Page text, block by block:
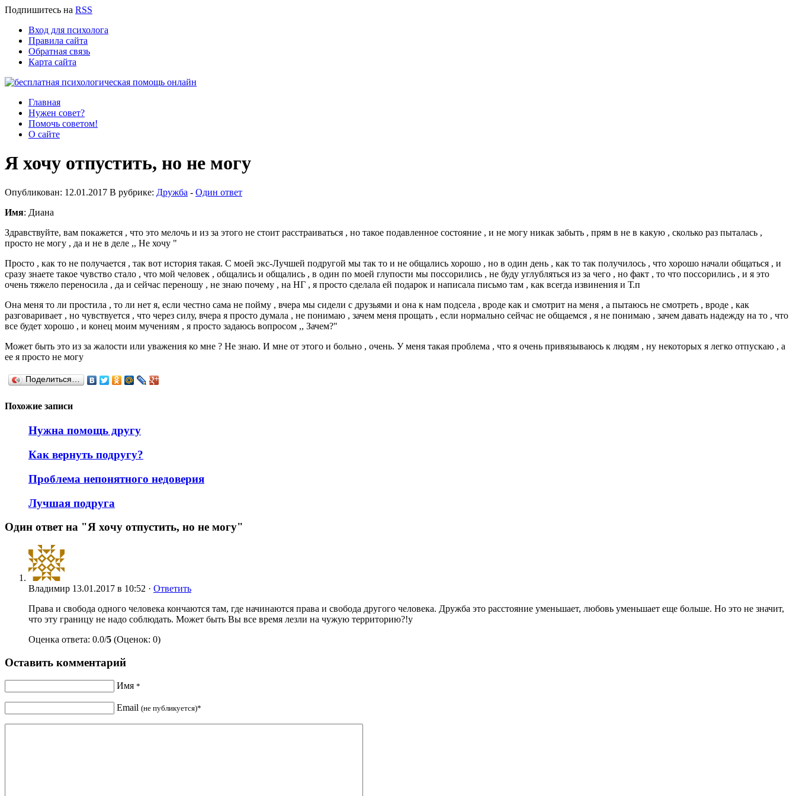
Подпишитесь на RSS
Вход для психолога
Правила сайта
Обратная связь
Карта сайта
Главная
Нужен совет?
Помочь советом!
О сайте
Я хочу отпустить, но не могу
Опубликован: 12.01.2017 В рубрике: Дружба - Один ответ
Имя: Диана
Здравствуйте, вам покажется , что это мелочь и из за этого не стоит расстраиваться , но такое подавленное состояние , и не могу никак забыть , прям в не в какую , сколько раз пыталась ,
просто не могу , да и не в деле ,, Не хочу "
Просто , как то не получается , так вот история такая. С моей экс-Лучшей подругой мы так то и не общались хорошо , но в один день , как то так получилось , что хорошо начали общаться , и
сразу знаете такое чувство стало , что мой человек , общались и общались , в один по моей глупости мы поссорились , не буду углубляться из за чего , но факт , то что поссорились , и я это
очень тяжело переносила , да и сейчас переношу , не знаю почему , на НГ , я просто сделала ей подарок и написала письмо там , как всегда извинения и Т.п
Она меня то ли простила , то ли нет я, если честно сама не пойму , вчера мы сидели с друзьями и она к нам подсела , вроде как и смотрит на меня , а пытаюсь не смотреть , вроде , как
разговаривает , но чувствуется , что через силу, вчера я просто думала , не понимаю , зачем меня прощать , если нормально сейчас не общаемся , я не понимаю , зачем давать надежду на то , что
все будет хорошо , и конец моим мучениям , я просто задаюсь вопросом ,, Зачем?"
Может быть это из за жалости или уважения ко мне ? Не знаю. И мне от этого и больно , очень. У меня такая проблема , что я очень привязываюсь к людям , ну некоторых я легко отпускаю , а
ее я просто не могу
Поделиться…
Похожие записи
Нужна помощь другу
Как вернуть подругу?
Проблема непонятного недоверия
Лучшая подруга
Один ответ на "Я хочу отпустить, но не могу"
Владимир 13.01.2017 в 10:52 · Ответить
Права и свобода одного человека кончаются там, где начинаются права и свобода другого человека. Дружба это расстояние уменьшает, любовь уменьшает еще больше. Но это не значит,
что эту границу не надо соблюдать. Может быть Вы все время лезли на чужую территорию?!у
Оценка ответа: 0.0/5 (Оценок: 0)
Оставить комментарий
Имя *
Email (не публикуется)*